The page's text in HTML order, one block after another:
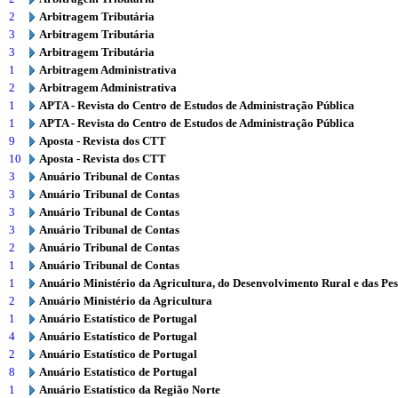
2
Arbitragem Tributária
3
Arbitragem Tributária
3
Arbitragem Tributária
1
Arbitragem Administrativa
2
Arbitragem Administrativa
1
APTA - Revista do Centro de Estudos de Administração Pública
1
APTA - Revista do Centro de Estudos de Administração Pública
9
Aposta - Revista dos CTT
10
Aposta - Revista dos CTT
3
Anuário Tribunal de Contas
3
Anuário Tribunal de Contas
3
Anuário Tribunal de Contas
3
Anuário Tribunal de Contas
2
Anuário Tribunal de Contas
1
Anuário Tribunal de Contas
1
Anuário Ministério da Agricultura, do Desenvolvimento Rural e das
2
Anuário Ministério da Agricultura
1
Anuário Estatístico de Portugal
4
Anuário Estatístico de Portugal
2
Anuário Estatístico de Portugal
8
Anuário Estatístico de Portugal
1
Anuário Estatístico da Região Norte